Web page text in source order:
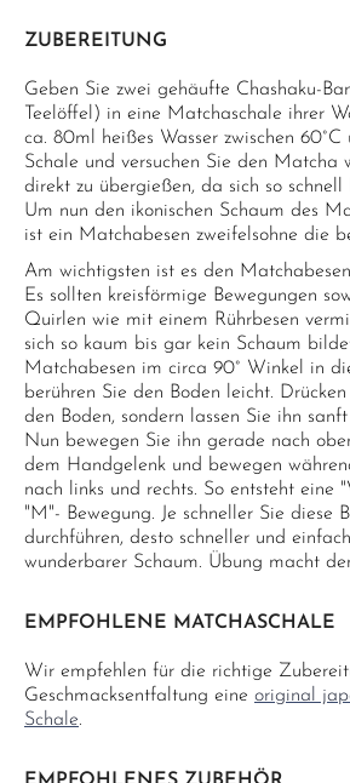
ZUBEREITUNG
Geben Sie zwei gehäufte Chashaku-
Teelöffel) in eine Matchaschale ihrer
ca. 80ml heißes Wasser zwischen
Schale und versuchen Sie den Matcha
direkt zu übergießen, da sich so
Um nun den ikonischen Schaum des
ist ein Matchabesen zweifelsohne die
Am wichtigsten ist es den
Es sollten kreisförmige Bewegungen
Quirlen wie mit einem Rührbesen
sich so kaum bis gar kein Schaum
Matchabesen im circa 90° Winkel in
berühren Sie den Boden leicht.
den Boden, sondern lassen Sie ihn
Nun bewegen Sie ihn gerade nach
dem Handgelenk und bewegen
nach links und rechts. So entsteht eine
"M"- Bewegung. Je schneller Sie diese
durchführen, desto schneller und
wunderbarer Schaum. Übung macht
EMPFOHLENE MATCHASCHALE
Wir empfehlen für die richtige
Geschmacksentfaltung eine original
Schale.